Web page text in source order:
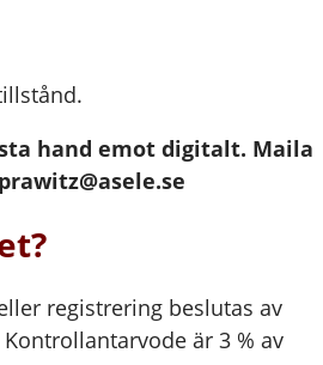
hand emot digitalt. Maila
registrering beslutas av
är 3 % av